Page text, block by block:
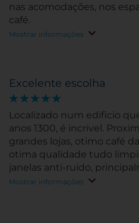
nas acomodações, nos
café.
Mostrar informações
Excelente escolha
Localizado num edificio
anos 1300, é incrivel.
grandes lojas, otimo café
otima qualidade tudo
janelas anti-ruido,
proximos ao restaurante
Mostrar informações